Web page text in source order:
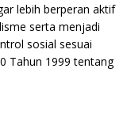
lebih berperan aktif
serta menjadi
sosial sesuai
Tahun 1999 tentang